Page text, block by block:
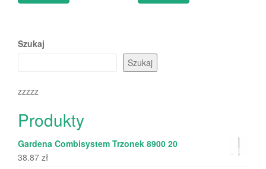
Szukaj
Szukaj
zzzzz
Produkty
Gardena Combisystem Trzonek 8900 20
38.87 zł